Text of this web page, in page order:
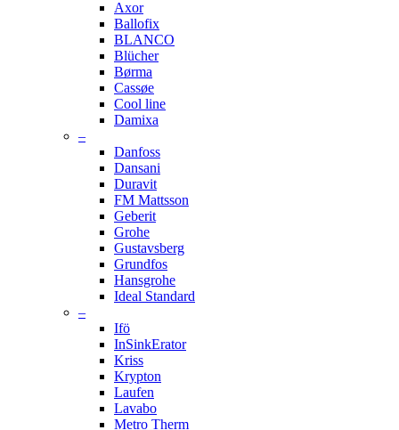
Axor
Ballofix
BLANCO
Blücher
Børma
Cassøe
Cool line
Damixa
–
Danfoss
Dansani
Duravit
FM Mattsson
Geberit
Grohe
Gustavsberg
Grundfos
Hansgrohe
Ideal Standard
–
Ifö
InSinkErator
Kriss
Krypton
Laufen
Lavabo
Metro Therm